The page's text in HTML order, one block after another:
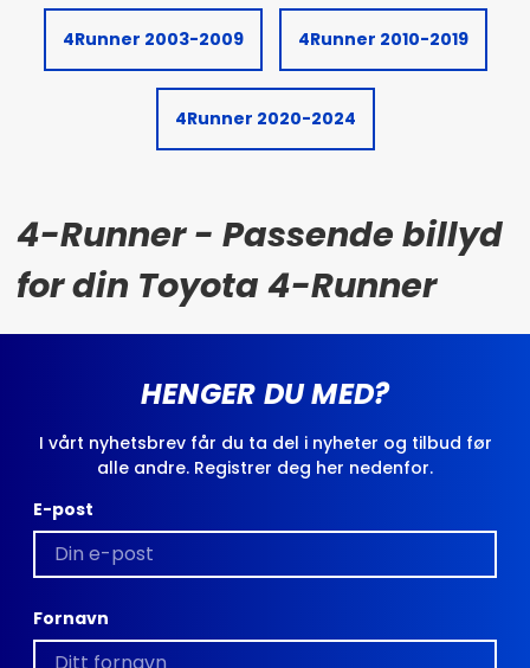
4Runner 2003-2009 4Runner 2010-2019
4Runner 2020-2024
4-Runner - Passende billyd
for din Toyota 4-Runner
HENGER DU MED?
I vårt nyhetsbrev får du ta del i nyheter og tilbud før
alle andre. Registrer deg her nedenfor.
E-post
Fornavn